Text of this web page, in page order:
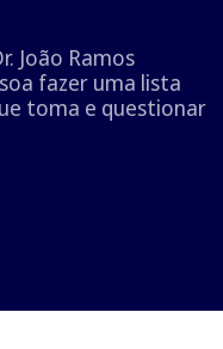
João Ramos
fazer uma lista
toma e questionar